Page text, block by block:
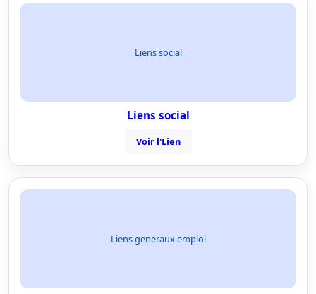
Liens social
Liens social
Voir l'Lien
Liens generaux emploi